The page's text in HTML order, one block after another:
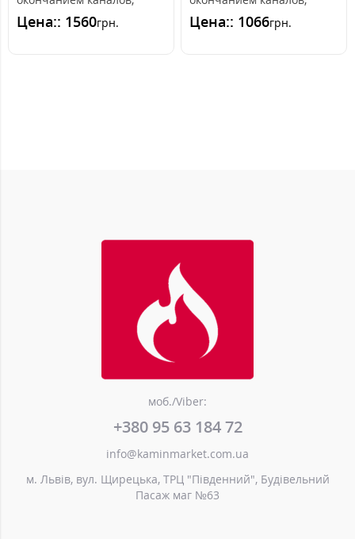
распределяющих горячий
воздух из камина. ..
Цена:: 1560грн.
распределяющих горячий
воздух из камина. ..
Цена:: 1066грн.
моб./Viber:
+380 95 63 184 72
info@kaminmarket.com.ua
м. Львів, вул. Щирецька, ТРЦ "Південний", Будівельний
Пасаж маг №63